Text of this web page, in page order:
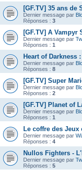
[GF.TV] 35 ans de
Dernier message par
Réponses : 3
[GF.TV] A Vampyr
Dernier message par
Réponses : 1
Heart of
Dernier message par
Réponses : 8
[GF.TV] Super
Dernier message par
Réponses : 2
[GF.TV] Planet of
Dernier message par
Réponses : 1
Le coffre des Jeux
Dernier message par
Réponses : 4
Nullos Fighters -
Dernier message par
Réponses : 5